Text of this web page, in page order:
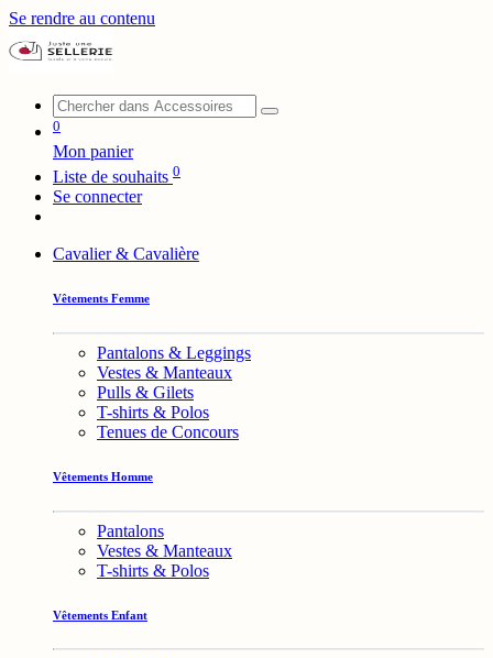
Se rendre au contenu
0
Mon panier
Liste de souhaits 0
Se connecter
Cavalier & Cavalière
Vêtements Femme
Pantalons & Leggings
Vestes & Manteaux
Pulls & Gilets
T-shirts & Polos
Tenues de Concours
Vêtements Homme
Pantalons
Vestes & Manteaux
T-shirts & Polos
Vêtements Enfant